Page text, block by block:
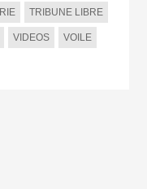
TRIBUNE LIBRE
VIDEOS VOILE